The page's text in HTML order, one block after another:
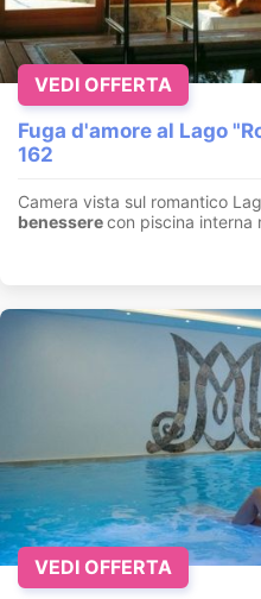
Fuga d'amore al Lago
162
Camera vista sul romantico
benesserecon piscina interna
VEDI OFFERTA
VEDI OFFERTA